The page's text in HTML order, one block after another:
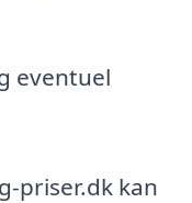
eventuel
priser.dk kan